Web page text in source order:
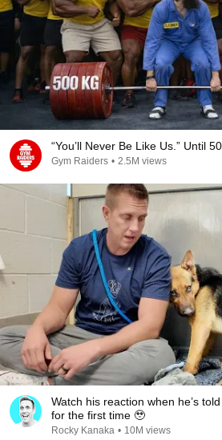
“You’ll Never Be Like Us.” Until
Gym Raiders • 2.5M views
Watch his reaction when he’s
for the first time 🥹
Rocky Kanaka • 10M views